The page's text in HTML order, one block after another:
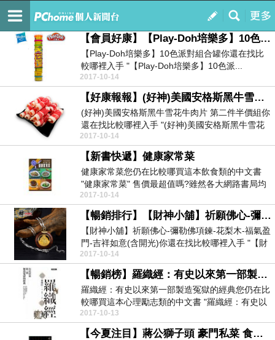
我的
訂閱
孟姿的網誌
【會員好康】【Play-Doh培樂多】10色派對組合罐
【Play-Doh培樂多】10色派對組合罐你還在找比
較哪裡入手 "【Play-Doh培樂多】10色派...
2017-10-14
【好康報報】(好神)美國安格斯黑牛雪花牛肉片 第二件半價組
(好神)美國安格斯黑牛雪花牛肉片 第二件半價組你
還在找比較哪裡入手 "(好神)美國安格斯黑牛雪花
牛肉...
2017-10-14
【新書快遞】健康家常菜
健康家常菜您仍在比較哪買這本飲食類的中文書
"健康家常菜" 售價最超值嗎?雖然各大網路書局均
有販售，...
2017-10-14
【暢銷排行】【財神小舖】祈願佛心-彌勒佛項鍊-花梨木-福氣盈門-吉祥如意(含開光)
【財神小舖】祈願佛心-彌勒佛項鍊-花梨木-福氣盈
門-吉祥如意(含開光)你還在找比較哪裡入手 "【財
神...
2017-10-14
【暢銷榜】羅織經：有史以來第一部製造冤獄的經典
羅織經：有史以來第一部製造冤獄的經典您仍在比
較哪買這本心理勵志類的中文書 "羅織經：有史以
來第一部製...
2017-10-13
【今夏注目】蔣公獅子頭 豪門私菜 食譜與故事